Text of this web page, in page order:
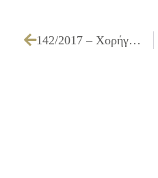
142/2017 – Χορήγηση έκτακτου οικονομικού βοηθήματος σε άπορη οικογένεια του Δήμου Ιλίου